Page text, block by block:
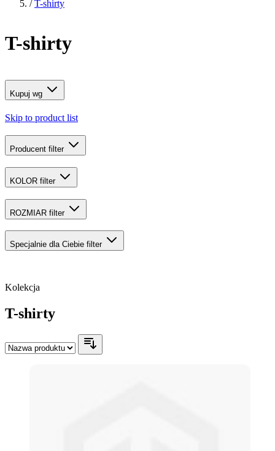
/ T-shirty
T-shirty
Kupuj wg
Skip to product list
Producent filter
KOLOR filter
ROZMIAR filter
Specjalnie dla Ciebie filter
Kolekcja
T-shirty